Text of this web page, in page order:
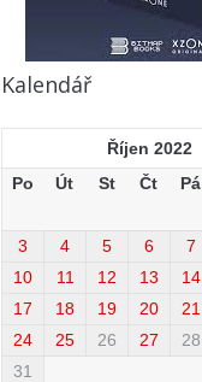
Kalendář
Říjen 2022
Po
Út St Čt Pá
3
4 5 6 7
10
11 12 13 14
17
18 19 20 21
24
25 26 27 28
31